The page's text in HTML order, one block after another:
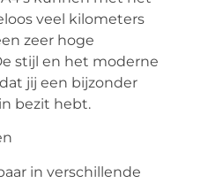
veel kilometers
zeer hoge
stijl en het moderne
jij een bijzonder
bezit hebt.
in verschillende